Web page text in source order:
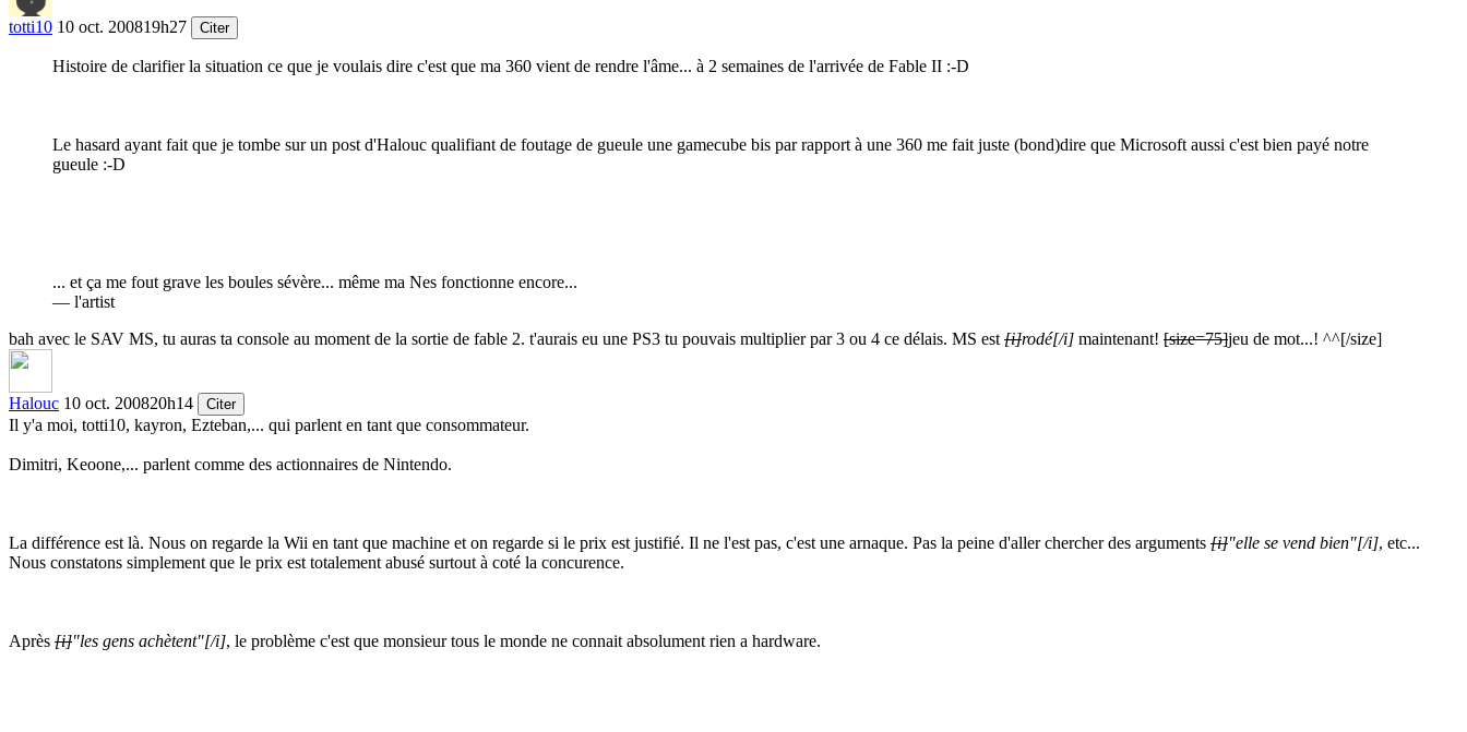
totti10 10 oct. 200819h27 Citer
Histoire de clarifier la situation ce que je voulais dire c'est que ma 360 vient de rendre l'âme... à 2 semaines de l'arrivée de Fable II :-D
Le hasard ayant fait que je tombe sur un post d'Halouc qualifiant de foutage de gueule une gamecube bis par rapport à une 360 me fait juste (bond)dire que Microsoft aussi c'est bien payé notre
gueule :-D
... et ça me fout grave les boules sévère... même ma Nes fonctionne encore...
— l'artist
bah avec le SAV MS, tu auras ta console au moment de la sortie de fable 2. t'aurais eu une PS3 tu pouvais multiplier par 3 ou 4 ce délais. MS est [i]rodé[/i] maintenant! [size=75]jeu de mot...! ^^[/size]
Halouc 10 oct. 200820h14 Citer
Il y'a moi, totti10, kayron, Ezteban,... qui parlent en tant que consommateur.
Dimitri, Keoone,... parlent comme des actionnaires de Nintendo.
La différence est là. Nous on regarde la Wii en tant que machine et on regarde si le prix est justifié. Il ne l'est pas, c'est une arnaque. Pas la peine d'aller chercher des arguments [i]"elle se vend bien"[/i], etc...
Nous constatons simplement que le prix est totalement abusé surtout à coté la concurence.
Après [i]"les gens achètent"[/i], le problème c'est que monsieur tous le monde ne connait absolument rien a hardware.